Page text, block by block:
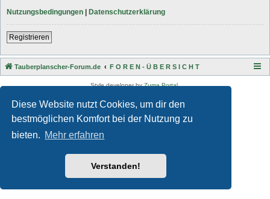
Diese Website nutzt Cookies, um dir den
bestmöglichen Komfort bei der Nutzung zu
bieten. Mehr erfahren
Verstanden!
Nutzungsbedingungen | Datenschutzerklärung
Registrieren
Tauberplanscher-Forum.de F O R E N - Ü B E R S I C H T
Style developer byZuma Portal,
Deutsche Übersetzung durchphpBB.de
Datenschutz
Nutzungsbedingungen